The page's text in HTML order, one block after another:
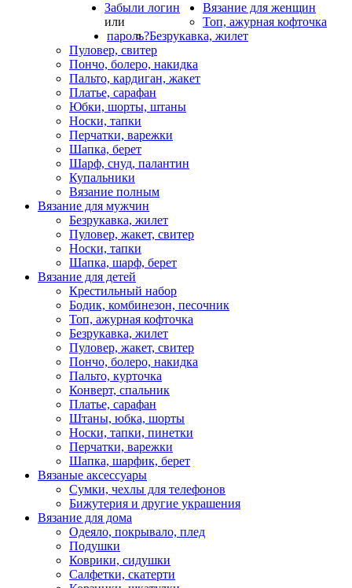
Забыли логин
или
пароль?
Вязание для женщин
Топ, ажурная кофточка
Безрукавка, жилет
Пуловер, свитер
Пончо, болеро, накидка
Пальто, кардиган, жакет
Платье, сарафан
Юбки, шорты, штаны
Носки, тапки
Перчатки, варежки
Шапка, берет
Шарф, снуд, палантин
Купальники
Вязание полным
Вязание для мужчин
Безрукавка, жилет
Пуловер, жакет, свитер
Носки, тапки
Шапка, шарф, берет
Вязание для детей
Крестильный набор
Бодик, комбинезон, песочник
Топ, ажурная кофточка
Безрукавка, жилет
Пуловер, жакет, свитер
Пончо, болеро, накидка
Пальто, курточка
Конверт, спальник
Платье, сарафан
Штаны, юбка, шорты
Носки, тапки, пинетки
Перчатки, варежки
Шапка, шарфик, берет
Вязаные аксессуары
Сумки, чехлы для телефонов
Бижутерия и другие украшения
Вязание для дома
Одеяло, покрывало, плед
Подушки
Коврики, сидушки
Салфетки, скатерти